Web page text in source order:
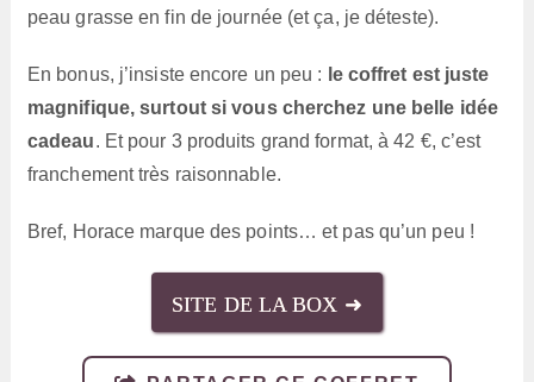
peau grasse en fin de journée (et ça, je déteste).
En bonus, j’insiste encore un peu : le coffret est juste
magnifique, surtout si vous cherchez une belle idée
cadeau. Et pour 3 produits grand format, à 42 €, c’est
franchement très raisonnable.
Bref, Horace marque des points… et pas qu’un peu !
SITE DE LA BOX ➜